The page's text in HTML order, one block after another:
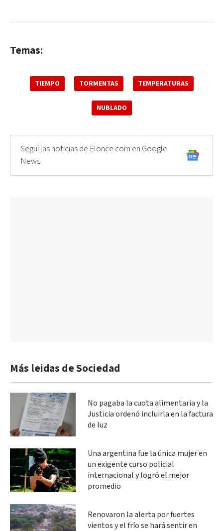
Temas:
TIEMPO TORMENTAS TEMPERATURAS
NUBLADO
Seguí las noticias de Elonce.com en Google
News
Más leidas de Sociedad
No pagaba la cuota alimentaria y la
Justicia ordenó incluirla en la factura
de luz
Una argentina fue la única mujer en
un exigente curso policial
internacional y logró el mejor
promedio
Renovaron la alerta por fuertes
vientos y el frío se hará sentir en